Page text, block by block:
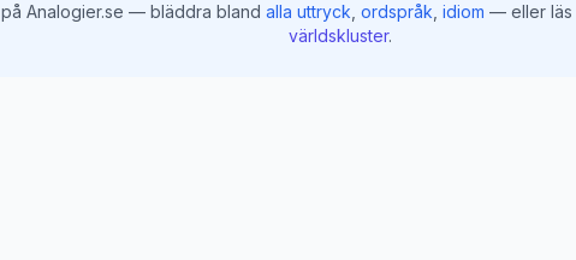
på Analogier.se — bläddra bland alla uttryck ordspråk idiom — eller läs
världskluster.